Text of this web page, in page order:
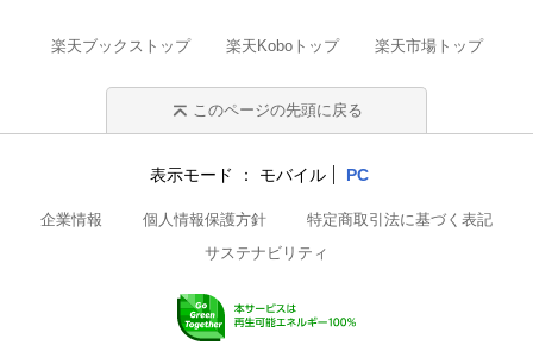
楽天ブックストップ 楽天Koboトップ 楽天市場トップ
このページの先頭に戻る
表示モード モバイル PC
企業情報 個人情報保護方針
特定商取引法に基づく表記
サステナビリティ